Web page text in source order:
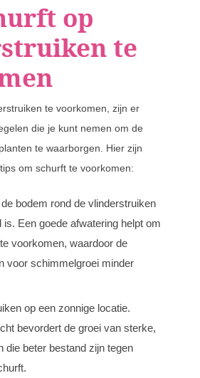
op
te
te voorkomen, zijn er
die je kunt nemen om de
te waarborgen. Hier zijn
om schurft te voorkomen:
bodem rond de vlinderstruiken
is. Een goede afwatering helpt om
voorkomen, waardoor de
voor schimmelgroei minder
op een zonnige locatie.
bevordert de groei van sterke,
die beter bestand zijn tegen